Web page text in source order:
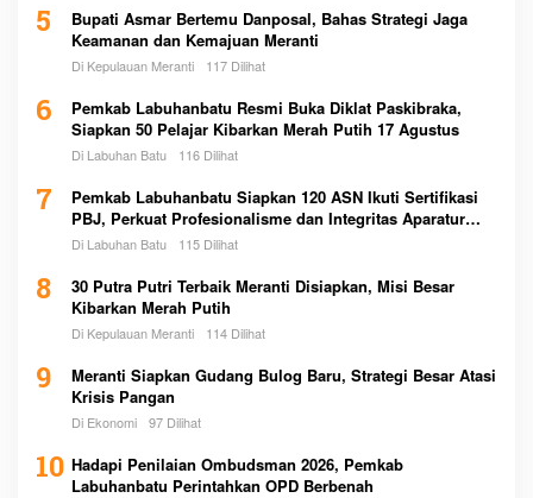
5
Bupati Asmar Bertemu Danposal, Bahas Strategi Jaga
Keamanan dan Kemajuan Meranti
Di Kepulauan Meranti 117 Dilihat
6
Pemkab Labuhanbatu Resmi Buka Diklat Paskibraka,
Siapkan 50 Pelajar Kibarkan Merah Putih 17 Agustus
Di Labuhan Batu 116 Dilihat
7
Pemkab Labuhanbatu Siapkan 120 ASN Ikuti Sertifikasi
PBJ, Perkuat Profesionalisme dan Integritas Aparatur
Pemerintah
Di Labuhan Batu 115 Dilihat
8
30 Putra Putri Terbaik Meranti Disiapkan, Misi Besar
Kibarkan Merah Putih
Di Kepulauan Meranti 114 Dilihat
9
Meranti Siapkan Gudang Bulog Baru, Strategi Besar Atasi
Krisis Pangan
Di Ekonomi 97 Dilihat
10 Hadapi Penilaian Ombudsman 2026, Pemkab
Labuhanbatu Perintahkan OPD Berbenah